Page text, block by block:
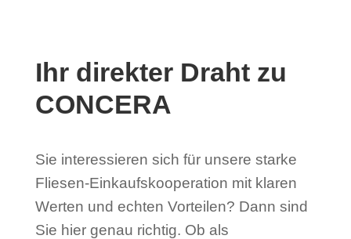
Ihr direkter Draht zu
CONCERA
Sie interessieren sich für unsere starke
Fliesen-Einkaufskooperation mit klaren
Werten und echten Vorteilen? Dann sind
Sie hier genau richtig. Ob als